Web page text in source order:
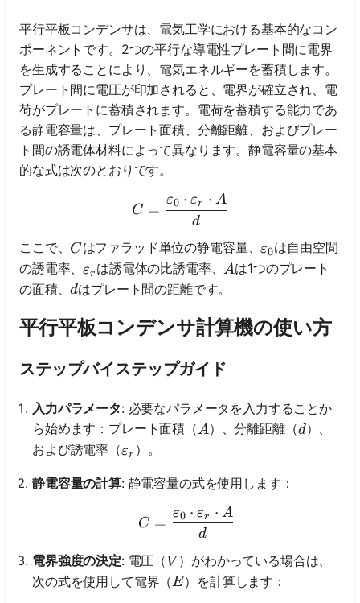
平行平板コンデンサは、電気工学における基本的なコン
ポーネントです。2つの平行な導電性プレート間に電界
を生成することにより、電気エネルギーを蓄積します。
プレート間に電圧が印加されると、電界が確立され、電
荷がプレートに蓄積されます。電荷を蓄積する能力であ
る静電容量は、プレート面積、分離距離、およびプレー
ト間の誘電体材料によって異なります。静電容量の基本
的な式は次のとおりです。
C = \frac{\varepsilon_0
C =
d
ε0 ⋅ εr ⋅ A
ここで、 C
Cはファラッド単位の静電容量、\varepsilon_0
ε0は自由空間
の誘電率、\varepsilon_r
εr は誘電体の比誘電率、 A
Aは1つのプレート
の面積、d
dはプレート間の距離です。
平行平板コンデンサ計算機の使い方
ステップバイステップガイド
入力パラメータ: 必要なパラメータを入力することか
ら始めます：プレート面積（A
A）、分離距離（d
d）、
および誘電率（\varepsilon_r
εr ）。
静電容量の計算: 静電容量の式を使用します：
C = \frac{\varepsilon_0
C =
d
ε0 ⋅ εr ⋅ A
電界強度の決定: 電圧（V
V ）がわかっている場合は、
次の式を使用して電界（E
E）を計算します：